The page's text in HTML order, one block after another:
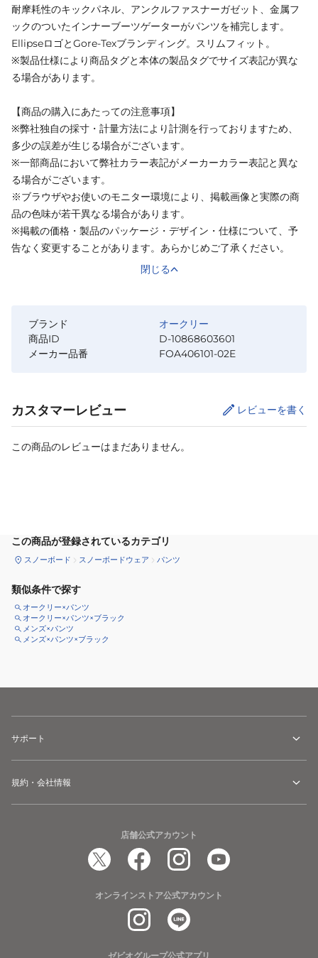
耐摩耗性のキックパネル、アンクルファスナーガゼット、金属フ
ックのついたインナーブーツゲーターがパンツを補完します。
EllipseロゴとGore-Texブランディング。スリムフィット。
※製品仕様により商品タグと本体の製品タグでサイズ表記が異な
る場合があります。
【商品の購入にあたっての注意事項】
※弊社独自の採寸・計量方法により計測を行っておりますため、
多少の誤差が生じる場合がございます。
※一部商品において弊社カラー表記がメーカーカラー表記と異な
る場合がございます。
※ブラウザやお使いのモニター環境により、掲載画像と実際の商
品の色味が若干異なる場合があります。
※掲載の価格・製品のパッケージ・デザイン・仕様について、予
告なく変更することがあります。あらかじめご了承ください。
閉じる
ブランド
オークリー
商品ID
D-10868603601
メーカー品番
FOA406101-02E
カスタマーレビュー レビューを書く
この商品のレビューはまだありません。
この商品が登録されているカテゴリ
スノーボード スノーボードウェア パンツ
類似条件で探す
オークリー×パンツ
オークリー×パンツ×ブラック
メンズ×パンツ
メンズ×パンツ×ブラック
サポート
規約・会社情報
店舗公式アカウント
オンラインストア公式アカウント
ゼビオグループ公式アプリ